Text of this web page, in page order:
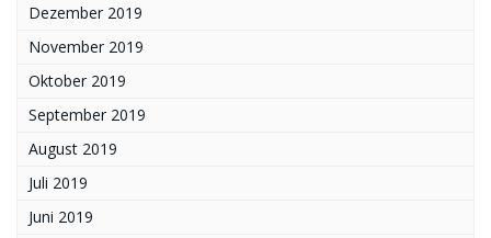
Dezember 2019
November 2019
Oktober 2019
September 2019
August 2019
Juli 2019
Juni 2019